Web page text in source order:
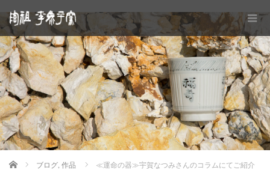
Home ブログ 作品
≪運命の器≫宇賀なつみさんのコラムにてご紹介